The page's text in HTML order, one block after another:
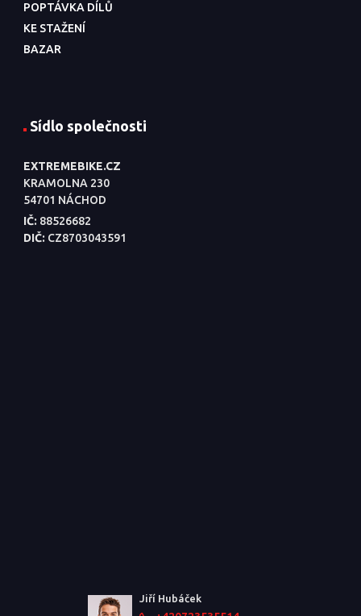
POPTÁVKA DÍLŮ
KE STAŽENÍ
BAZAR
Sídlo společnosti
EXTREMEBIKE.CZ
KRAMOLNA 230
54701 NÁCHOD
IČ: 88526682
DIČ: CZ8703043591
Jiří Hubáček